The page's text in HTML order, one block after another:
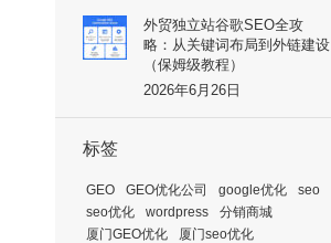
外贸独立站谷歌SEO全攻
略：从关键词布局到外链建设
（保姆级教程）
2026年6月26日
标签
GEO GEO优化公司 google优化
seo
seo优化
wordpress
分销商城
厦门GEO优化
厦门seo优化